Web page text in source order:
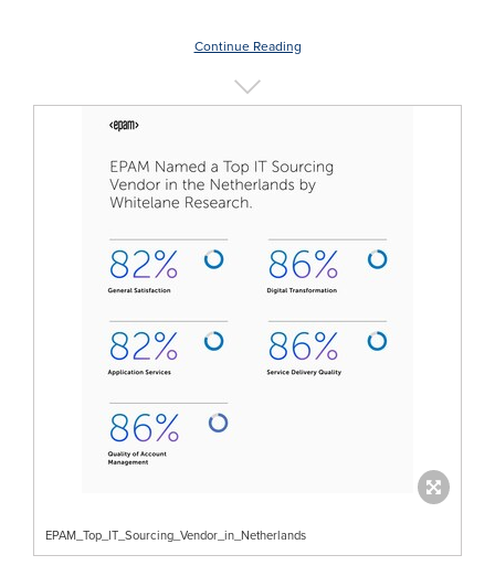
Continue Reading
EPAM_Top_IT_Sourcing_Vendor_in_Netherlands